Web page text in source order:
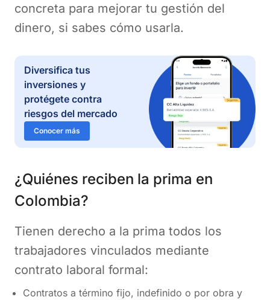
concreta para mejorar tu gestión del
dinero, si sabes cómo usarla.
Diversifica tus
inversiones y
protégete contra
riesgos del mercado
Conocer más
¿Quiénes reciben la prima en
Colombia?
Tienen derecho a la prima todos los
trabajadores vinculados mediante
contrato laboral formal:
Contratos a término fijo, indefinido o por obra y